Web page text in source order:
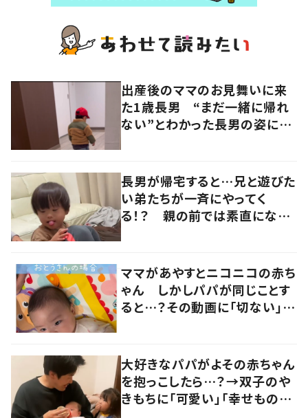
出産後のママのお見舞いに来
た1歳長男 “まだ一緒に帰れ
ない”とわかった長男の姿に
長男が帰宅すると…兄と遊びた
い弟たちが一斉にやってく
る！？ 親の前では素直になれ
ママがあやすとニコニコの赤ち
ゃん しかしパパが同じことす
ると…？その動画に「切ない」
大好きなパパがよその赤ちゃん
を抱っこしたら…？→双子のや
きもちに「可愛い」「幸せもの」